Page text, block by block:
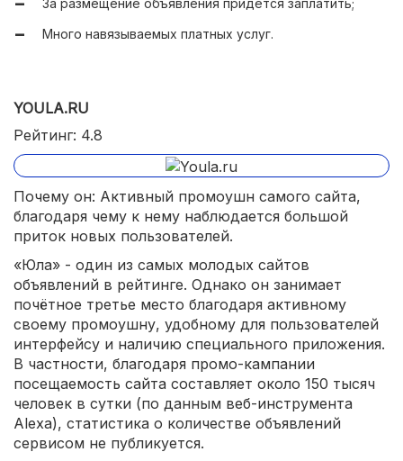
За размещение объявления придётся заплатить;
Много навязываемых платных услуг.
YOULA.RU
Рейтинг: 4.8
Почему он: Активный промоушн самого сайта,
благодаря чему к нему наблюдается большой
приток новых пользователей.
«Юла» - один из самых молодых сайтов
объявлений в рейтинге. Однако он занимает
почётное третье место благодаря активному
своему промоушну, удобному для пользователей
интерфейсу и наличию специального приложения.
В частности, благодаря промо-кампании
посещаемость сайта составляет около 150 тысяч
человек в сутки (по данным веб-инструмента
Alexa), статистика о количестве объявлений
сервисом не публикуется.